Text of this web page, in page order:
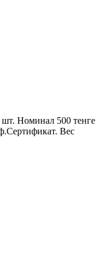
шт. Номинал 500 тенге
Вес